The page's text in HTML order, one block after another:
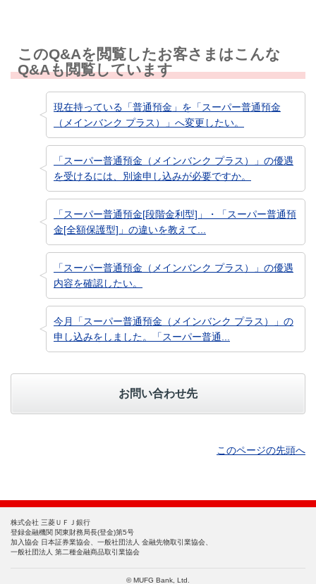
このQ&Aを閲覧したお客さまはこんな
Q&Aも閲覧しています
現在持っている「普通預金」を「スーパー普通預金
（メインバンク プラス）」へ変更したい。
「スーパー普通預金（メインバンク プラス）」の優遇
を受けるには、別途申し込みが必要ですか。
「スーパー普通預金[段階金利型]」・「スーパー普通預
金[全額保護型]」の違いを教えて...
「スーパー普通預金（メインバンク プラス）」の優遇
内容を確認したい。
今月「スーパー普通預金（メインバンク プラス）」の
申し込みをしました。「スーパー普通...
お問い合わせ先
このページの先頭へ
株式会社 三菱ＵＦＪ銀行
登録金融機関 関東財務局長(登金)第5号
加入協会 日本証券業協会、一般社団法人 金融先物取引業協会、
一般社団法人 第二種金融商品取引業協会
© MUFG Bank, Ltd.